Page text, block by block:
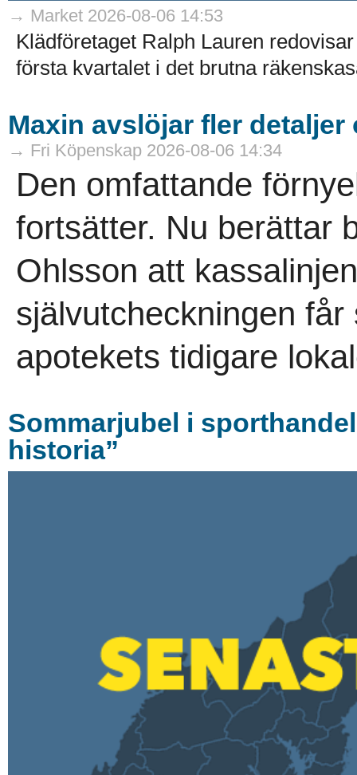
→ Market 2026-08-06 14:53
Klädföretaget Ralph Lauren
första kvartalet i det brutna
Maxin avslöjar fler
→ Fri Köpenskap 2026-08-06 14:34
Den omfattande
fortsätter. Nu berättar
Ohlsson att
självutcheckningen
apotekets tidigare
Sommarjubel i
historia”